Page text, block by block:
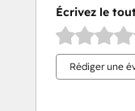
Écrivez le
Rédiger une